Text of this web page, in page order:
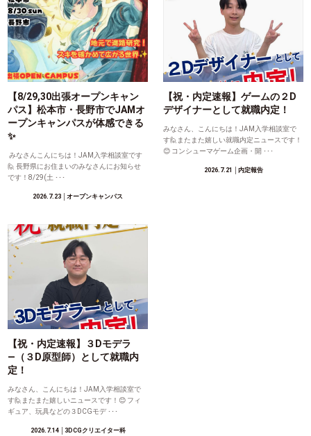
【8/29,30出張オープンキャン
パス】松本市・長野市でJAMオ
ープンキャンパスが体感できる
✨
みなさんこんにちは！JAM入学相談室です
🙋 長野県にお住まいのみなさんにお知らせ
です！8/29(土 ･･･
2026.7.23 │オープンキャンパス
【祝・内定速報】ゲームの２D
デザイナーとして就職内定！
みなさん、こんにちは！JAM入学相談室で
す🙋またまた嬉しい就職内定ニュースです！
😊 コンシューマゲーム企画・開 ･･･
2026.7.21 │内定報告
【祝・内定速報】３Dモデラ
―（３D原型師）として就職内
定！
みなさん、こんにちは！JAM入学相談室で
す🙋またまた嬉しいニュースです！😊 フィ
ギュア、玩具などの３DCGモデ ･･･
2026.7.14│3DCGクリエイター科